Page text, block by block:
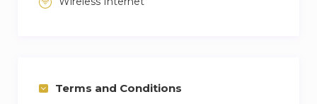
Terms and Conditions